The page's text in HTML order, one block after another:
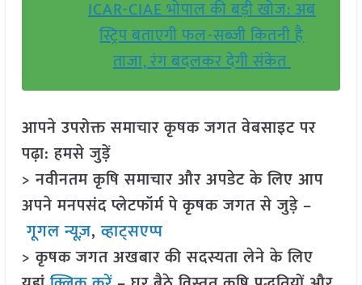
ICAR-CIAE भोपाल की बड़ी खोज: अब
स्ट्रिप बताएगी फल-सब्जी कितनी है
ताजा, रंग बदलकर देगी संकेत
आपने उपरोक्त समाचार कृषक जगत वेबसाइट पर
पढ़ा: हमसे जुड़ें
> नवीनतम कृषि समाचार और अपडेट के लिए आप
अपने मनपसंद प्लेटफॉर्म पे कृषक जगत से जुड़े –
गूगल न्यूज़,व्हाट्सएप्प
> कृषक जगत अखबार की सदस्यता लेने के लिए